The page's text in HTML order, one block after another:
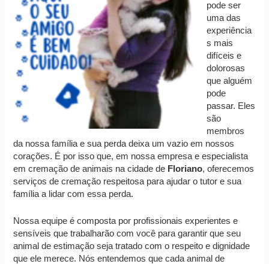
pode ser
uma das
experiência
s mais
difíceis e
dolorosas
que alguém
pode
passar. Eles
são
membros
da nossa família e sua perda deixa um vazio em nossos
corações. É por isso que, em nossa empresa e especialista
em cremação de animais na cidade de Floriano, oferecemos
serviços de cremação respeitosa para ajudar o tutor e sua
família a lidar com essa perda.
Nossa equipe é composta por profissionais experientes e
sensíveis que trabalharão com você para garantir que seu
animal de estimação seja tratado com o respeito e dignidade
que ele merece. Nós entendemos que cada animal de